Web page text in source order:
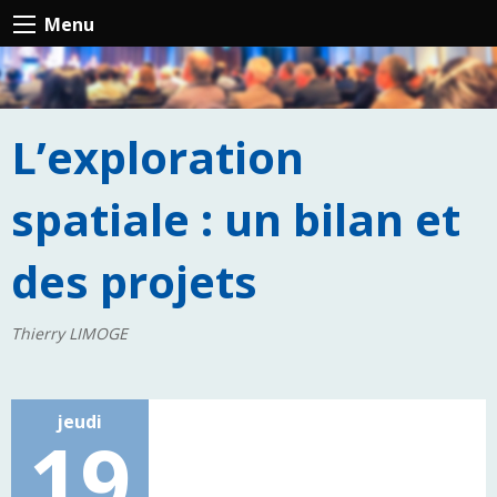
Menu
L’exploration
spatiale : un bilan et
des projets
Thierry LIMOGE
jeudi